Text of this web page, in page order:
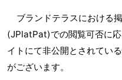
ブランドテラスにおける
(JPlatPat)での閲覧可否に
イトにて非公開とされてい
がございます。